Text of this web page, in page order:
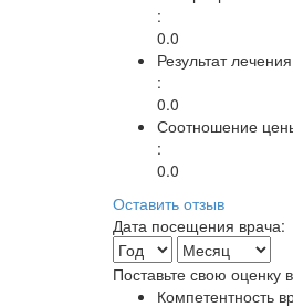
:
0.0
Результат лечения
:
0.0
Соотношение
:
0.0
Оставить отзыв
Дата посещения врача:
Поставьте свою
Компетентность